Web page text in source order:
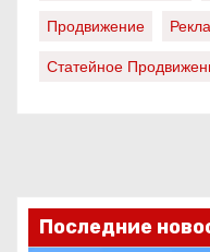
Продвижение
Статейное
Последние